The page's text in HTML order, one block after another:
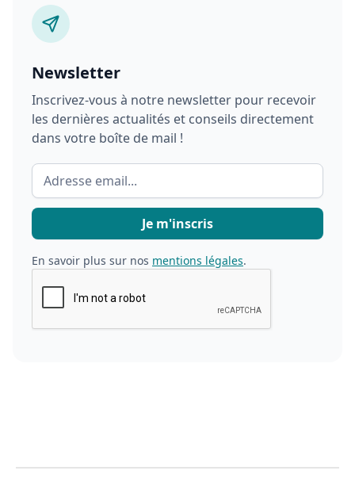
Newsletter
Inscrivez-vous à notre newsletter pour recevoir
les dernières actualités et conseils directement
dans votre boîte de mail !
En savoir plus sur nos mentions légales.